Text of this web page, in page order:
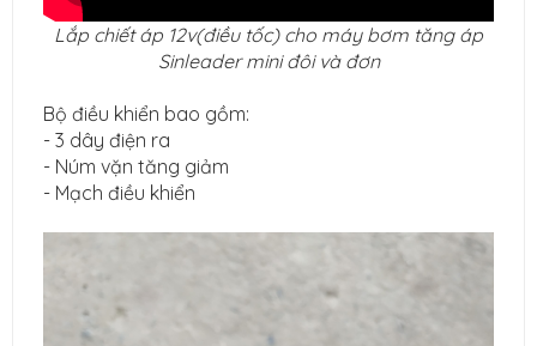
Lắp chiết áp 12v(điều tốc) cho máy bơm tăng áp
Sinleader mini đôi và đơn
Bộ điều khiển bao gồm:
- 3 dây điện ra
- Núm vặn tăng giảm
- Mạch điều khiển